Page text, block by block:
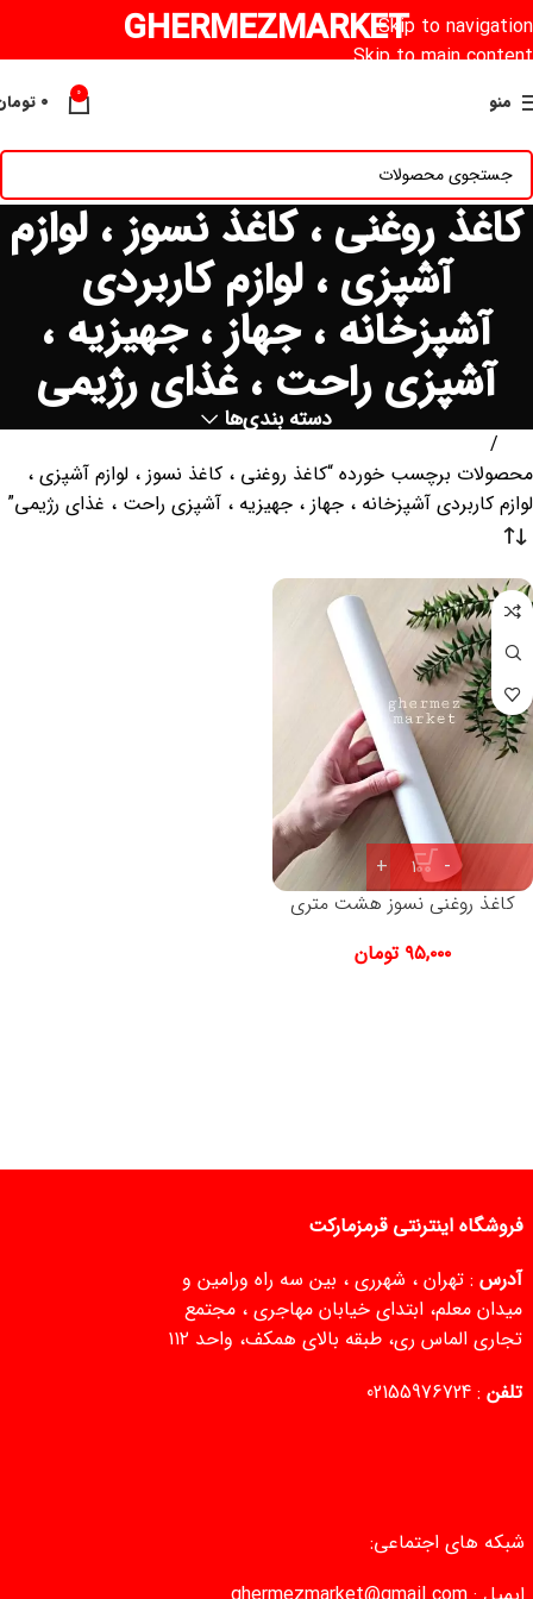
Skip to navigation
Skip to main content
GHERMEZMARKET
منو 0 ۰
کاغذ روغنی ، کاغذ نسوز ، لوازم
آشپزی ، لوازم کاربردی
آشپزخانه ، جهاز ، جهیزیه ،
آشپزی راحت ، غذای رژیمی
دسته بندی‌ها
محصولات برچسب خورده “کاغذ روغنی ، کاغذ نسوز ، لوازم آشپزی ،
لوازم کاربردی آشپزخانه ، جهاز ، جهیزیه ، آشپزی راحت ، غذای رژیمی”
کاغذ روغنی نسوز هشت متری
۹۵,۰۰۰ تومان
فروشگاه اینترنتی قرمزمارکت
آدرس : تهران ، شهرری ، بین سه راه ورامین و
میدان معلم، ابتدای خیابان مهاجری ، مجتمع
تجاری الماس ری، طبقه بالای همکف، واحد ۱۱۲
تلفن :
02155976724
شبکه های اجتماعی: